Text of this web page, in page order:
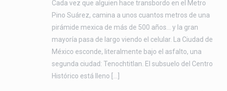
Cada vez que alguien hace transbordo en el Metro
Pino Suárez, camina a unos cuantos metros de una
pirámide mexica de más de 500 años… y la gran
mayoría pasa de largo viendo el celular. La Ciudad de
México esconde, literalmente bajo el asfalto, una
segunda ciudad: Tenochtitlan. El subsuelo del Centro
Histórico está lleno […]